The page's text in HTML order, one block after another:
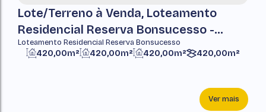
Lote/Terreno à Venda, Loteamento
Residencial Reserva Bonsucesso -
Pindamonhangaba
Loteamento Residencial Reserva Bonsucesso
420,00m² 420,00m² 420,00m² 420,00m²
Ver mais